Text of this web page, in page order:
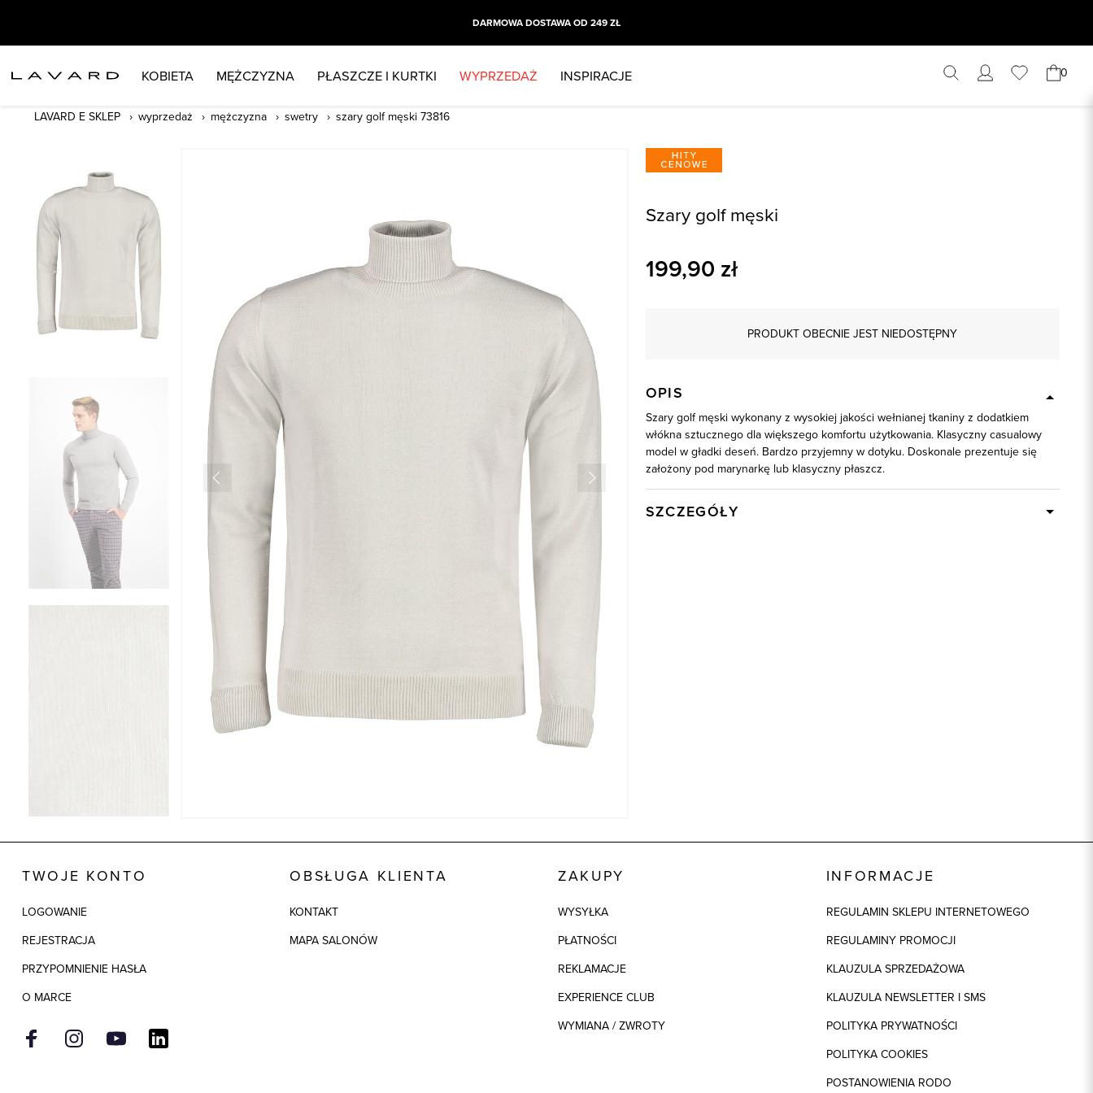
DARMOWA DOSTAWA OD 249 ZŁ
KOBIETA MĘŻCZYZNA PŁASZCZE I KURTKI WYPRZEDAŻ INSPIRACJE 0
LAVARD E SKLEP wyprzedaż mężczyzna swetry szary golf męski 73816
Szary golf męski
199,90 zł
PRODUKT OBECNIE JEST NIEDOSTĘPNY
OPIS
Szary golf męski wykonany z wysokiej jakości wełnianej tkaniny z dodatkiem
włókna sztucznego dla większego komfortu użytkowania. Klasyczny casualowy
model w gładki deseń. Bardzo przyjemny w dotyku. Doskonale prezentuje się
założony pod marynarkę lub klasyczny płaszcz.
SZCZEGÓŁY
TWOJE KONTO
LOGOWANIE
REJESTRACJA
PRZYPOMNIENIE HASŁA
O MARCE
OBSŁUGA KLIENTA
KONTAKT
MAPA SALONÓW
ZAKUPY
WYSYŁKA
PŁATNOŚCI
REKLAMACJE
EXPERIENCE CLUB
WYMIANA / ZWROTY
INFORMACJE
REGULAMIN SKLEPU INTERNETOWEGO
REGULAMINY PROMOCJI
KLAUZULA SPRZEDAŻOWA
KLAUZULA NEWSLETTER I SMS
POLITYKA PRYWATNOŚCI
POLITYKA COOKIES
POSTANOWIENIA RODO